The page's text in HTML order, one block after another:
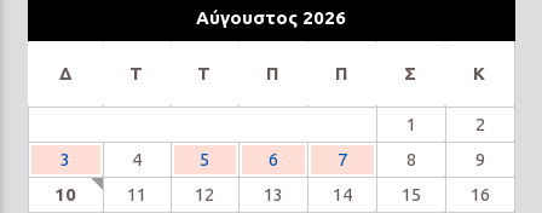
Αύγουστος 2026
Δ Τ Τ Π Π Σ Κ
1
2
3
4 5 6 7 8
9
10
11 12 13 14 15
16